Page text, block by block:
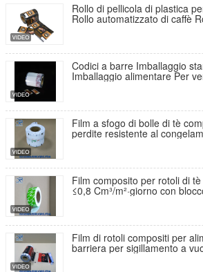
Rollo di pellicola di plastica
Rollo automatizzato di caffè
Codici a barre Imballaggio
Imballaggio alimentare Per
Film a sfogo di bolle di tè
perdite resistente al
Film composito per rotoli di
≤0,8 Cm³/m²·giorno con
Film di rotoli compositi per
barriera per sigillamento a